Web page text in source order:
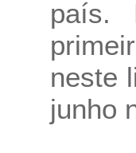
país.
neste
junho